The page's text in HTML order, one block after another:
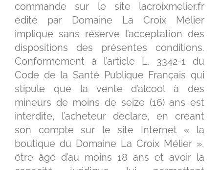
commande sur le site lacroixmelier.fr
édité par Domaine La Croix Mélier
implique sans réserve l’acceptation des
dispositions des présentes conditions.
Conformément à l’article L. 3342-1 du
Code de la Santé Publique Français qui
stipule que la vente d’alcool à des
mineurs de moins de seize (16) ans est
interdite, l’acheteur déclare, en créant
son compte sur le site Internet « la
boutique du Domaine La Croix Mélier »,
être âgé d’au moins 18 ans et avoir la